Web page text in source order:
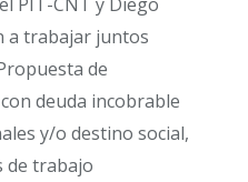
a trabajar juntos
de
deuda incobrable
y/o destino social,
de trabajo